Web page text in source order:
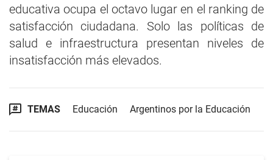
educativa ocupa el octavo lugar en el ranking de
satisfacción ciudadana. Solo las políticas de
salud e infraestructura presentan niveles de
insatisfacción más elevados.
TEMAS Educación Argentinos por la Educación